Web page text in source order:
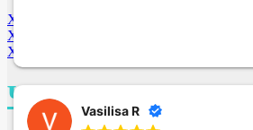
Хабаровск
Ханты-Мансийск
Химки МО
Ч Vasilisa R